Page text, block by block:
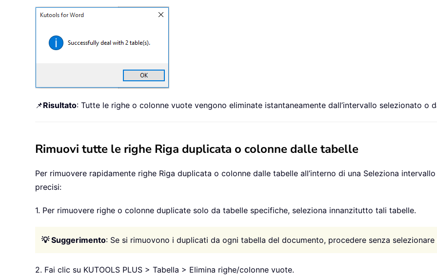
📌Risultato: Tutte le righe o colonne vuote vengono eliminate istantaneamente dall’intervallo selezionato o
Rimuovi tutte le righe Riga duplicata o colonne dalle tabelle
Per rimuovere rapidamente righe Riga duplicata o colonne dalle tabelle all’interno di una Seleziona
precisi:
1. Per rimuovere righe o colonne duplicate solo da tabelle specifiche, seleziona innanzitutto tali tabelle.
💡 Suggerimento: Se si rimuovono i duplicati da ogni tabella del documento, procedere senza selezionare
2. Fai clic su KUTOOLS PLUS > Tabella > Elimina righe/colonne vuote.